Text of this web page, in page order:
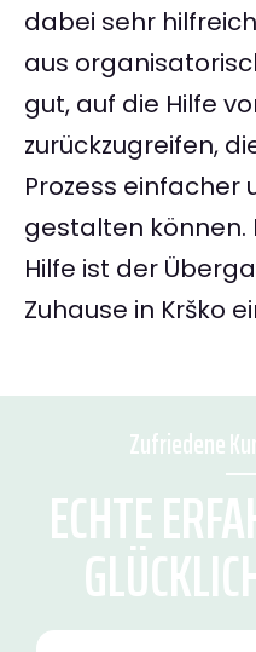
dabei sehr
aus
gut, auf die Hilfe
zurückzugreifen,
Prozess einfacher
gestalten können.
Hilfe ist der
Zuhause in Krško
Zufriedene
ECHTE